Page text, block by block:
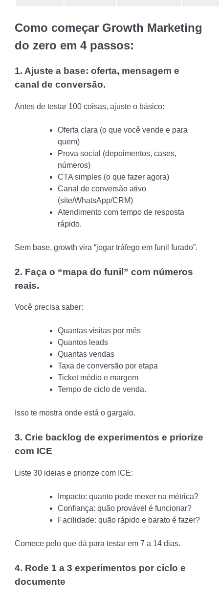
Como começar Growth Marketing
do zero em 4 passos:
1. Ajuste a base: oferta, mensagem e
canal de conversão.
Antes de testar 100 coisas, ajuste o básico:
Oferta clara (o que você vende e para
quem)
Prova social (depoimentos, cases,
números)
CTA simples (o que fazer agora)
Canal de conversão ativo
(site/WhatsApp/CRM)
Atendimento com tempo de resposta
rápido.
Sem base, growth vira “jogar tráfego em funil furado”.
2. Faça o “mapa do funil” com números
reais.
Você precisa saber:
Quantas visitas por mês
Quantos leads
Quantas vendas
Taxa de conversão por etapa
Ticket médio e margem
Tempo de ciclo de venda.
Isso te mostra onde está o gargalo.
3. Crie backlog de experimentos e priorize
com ICE
Liste 30 ideias e priorize com ICE:
Impacto: quanto pode mexer na métrica?
Confiança: quão provável é funcionar?
Facilidade: quão rápido e barato é fazer?
Comece pelo que dá para testar em 7 a 14 dias.
4. Rode 1 a 3 experimentos por ciclo e
documente